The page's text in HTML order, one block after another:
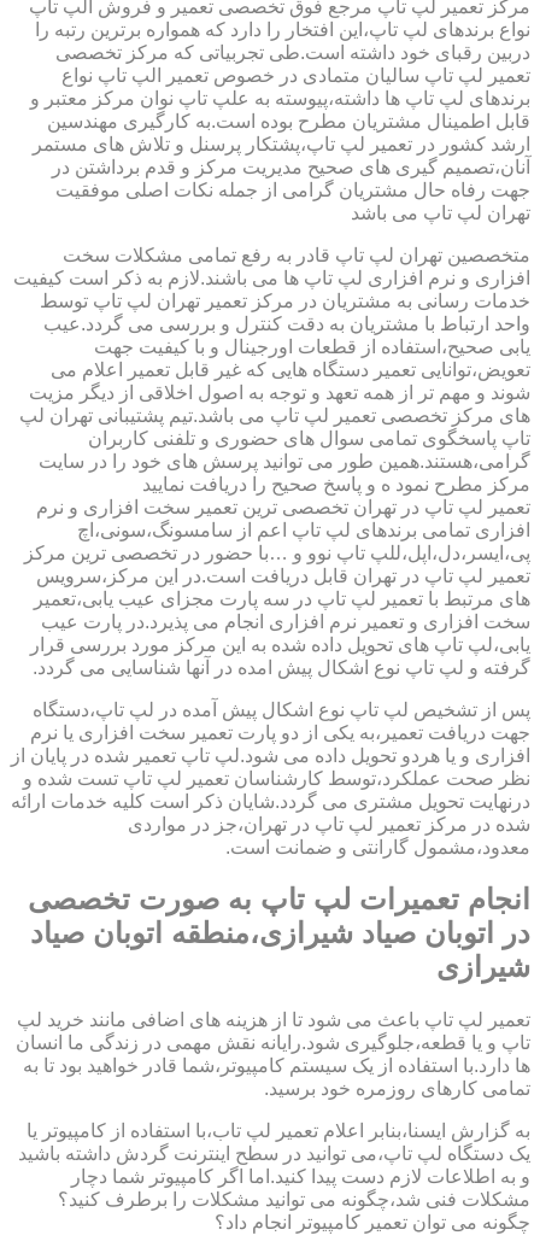
مرکز تعمیر لپ تاپ مرجع فوق تخصصی تعمیر و فروش الپ تاپ
نواع برندهای لپ تاپ،این افتخار را دارد که همواره برترین رتبه را
دربین رقبای خود داشته است.طی تجربیاتی که مرکز تخصصی
تعمیر لپ تاپ سالیان متمادی در خصوص تعمیر الپ تاپ نواع
برندهای لپ تاپ ها داشته،پیوسته به علپ تاپ نوان مرکز معتبر و
قابل اطمینال مشتریان مطرح بوده است.به کارگیری مهندسین
ارشد کشور در تعمیر لپ تاپ،پشتکار پرسنل و تلاش های مستمر
آنان،تصمیم گیری های صحیح مدیریت مرکز و قدم برداشتن در
جهت رفاه حال مشتریان گرامی از جمله نکات اصلی موفقیت
تهران لپ تاپ می باشد
متخصصین تهران لپ تاپ قادر به رفع تمامی مشکلات سخت
افزاری و نرم افزاری لپ تاپ ها می باشند.لازم به ذکر است کیفیت
خدمات رسانی به مشتریان در مرکز تعمیر تهران لپ تاپ توسط
واحد ارتباط با مشتریان به دقت کنترل و بررسی می گردد.عیب
یابی صحیح،استفاده از قطعات اورجینال و با کیفیت جهت
تعویض،توانایی تعمیر دستگاه هایی که غیر قابل تعمیر اعلام می
شوند و مهم تر از همه تعهد و توجه به اصول اخلاقی از دیگر مزیت
های مرکز تخصصی تعمیر لپ تاپ می باشد.تیم پشتیبانی تهران لپ
تاپ پاسخگوی تمامی سوال های حضوری و تلفنی کاربران
گرامی،هستند.همین طور می توانید پرسش های خود را در سایت
مرکز مطرح نمود ه و پاسخ صحیح را دریافت نمایید
تعمیر لپ تاپ در تهران تخصصی ترین تعمیر سخت افزاری و نرم
افزاری تمامی برندهای لپ تاپ اعم از سامسونگ،سونی،اچ
پی،ایسر،دل،اپل،للپ تاپ نوو و …با حضور در تخصصی ترین مرکز
تعمیر لپ تاپ در تهران قابل دریافت است.در این مرکز،سرویس
های مرتبط با تعمیر لپ تاپ در سه پارت مجزای عیب یابی،تعمیر
سخت افزاری و تعمیر نرم افزاری انجام می پذیرد.در پارت عیب
یابی،لپ تاپ های تحویل داده شده به این مرکز مورد بررسی قرار
گرفته و لپ تاپ نوع اشکال پیش امده در آنها شناسایی می گردد.
پس از تشخیص لپ تاپ نوع اشکال پیش آمده در لپ تاپ،دستگاه
جهت دریافت تعمیر،به یکی از دو پارت تعمیر سخت افزاری یا نرم
افزاری و یا هردو تحویل داده می شود.لپ تاپ تعمیر شده در پایان از
نظر صحت عملکرد،توسط کارشناسان تعمیر لپ تاپ تست شده و
درنهایت تحویل مشتری می گردد.شایان ذکر است کلیه خدمات ارائه
شده در مرکز تعمیر لپ تاپ در تهران،جز در مواردی
معدود،مشمول گارانتی و ضمانت است.
انجام تعمیرات لپ تاپ به صورت تخصصی
در اتوبان صیاد شیرازی،منطقه اتوبان صیاد
شیرازی
تعمیر لپ تاپ باعث می شود تا از هزینه های اضافی مانند خرید لپ
تاپ و یا قطعه،جلوگیری شود.رایانه نقش مهمی در زندگی ما انسان
ها دارد.با استفاده از یک سیستم کامپیوتر،شما قادر خواهید بود تا به
تمامی کارهای روزمره خود برسید.
به گزارش ایسنا،بنابر اعلام تعمیر لپ تاب،با استفاده از کامپیوتر یا
یک دستگاه لپ تاپ،می توانید در سطح اینترنت گردش داشته باشید
و به اطلاعات لازم دست پیدا کنید.اما اگر کامپیوتر شما دچار
مشکلات فنی شد،چگونه می توانید مشکلات را برطرف کنید؟
چگونه می توان تعمیر کامپیوتر انجام داد؟